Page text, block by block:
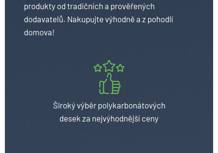
produkty od tradičních a prověřených
dodavatelů. Nakupujte výhodně a z pohodlí
domova!
Široký výběr polykarbonátových
desek za nejvýhodnější ceny